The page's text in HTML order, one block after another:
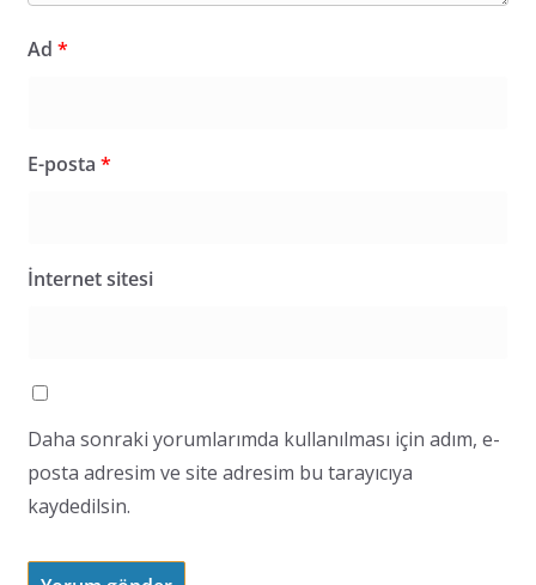
Ad *
E-posta *
İnternet sitesi
Daha sonraki yorumlarımda kullanılması için adım, e-
posta adresim ve site adresim bu tarayıcıya
kaydedilsin.